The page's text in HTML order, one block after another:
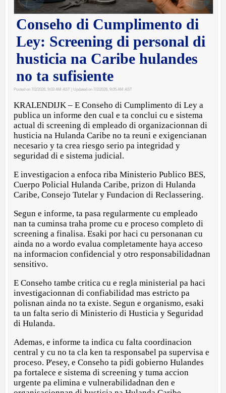
Conseho di Cumplimento di
Ley: Screening di personal di
husticia na Caribe hulandes
no ta sufisiente
Posted on 7/2/2026, 9:03 AM AST | Updated on 7/2/2026, 9:05 AM AST
KRALENDIJK – E Conseho di Cumplimento di Ley a
publica un informe den cual e ta conclui cu e sistema
actual di screening di empleado di organizacionnan di
husticia na Hulanda Caribe no ta reuni e exigencianan
necesario y ta crea riesgo serio pa integridad y
seguridad di e sistema judicial.
E investigacion a enfoca riba Ministerio Publico BES,
Cuerpo Policial Hulanda Caribe, prizon di Hulanda
Caribe, Consejo Tutelar y Fundacion di Reclassering.
Segun e informe, ta pasa regularmente cu empleado
nan ta cuminsa traha prome cu e proceso completo di
screening a finalisa. Esaki por haci cu personanan cu
ainda no a wordo evalua completamente haya acceso
na informacion confidencial y otro responsabilidadnan
sensitivo.
E Conseho tambe critica cu e regla ministerial pa haci
investigacionnan di confiabilidad mas estricto pa
polisnan ainda no ta existe. Segun e organismo, esaki
ta un falta serio di Ministerio di Husticia y Seguridad
di Hulanda.
Ademas, e informe ta indica cu falta coordinacion
central y cu no ta cla ken ta responsabel pa supervisa e
proceso. P'esey, e Conseho ta pidi gobierno Hulandes
pa fortalece e sistema di screening y tuma accion
urgente pa elimina e vulnerabilidadnan den e